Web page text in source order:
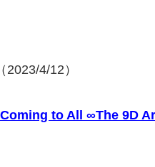
2023/4/12）
to All ∞The 9D